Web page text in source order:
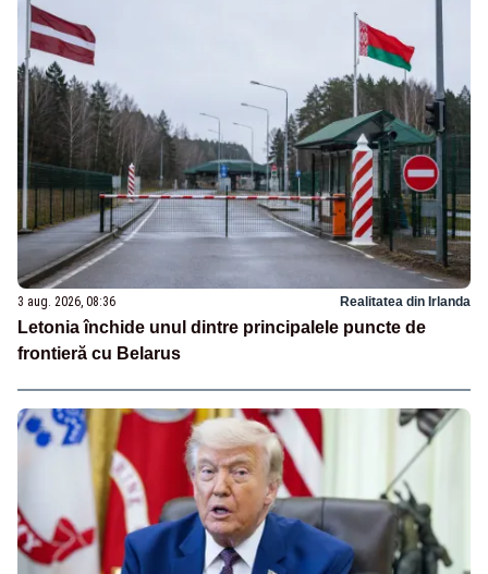
3 aug. 2026, 08:36 Realitatea din Irlanda
Letonia închide unul dintre principalele puncte de
frontieră cu Belarus